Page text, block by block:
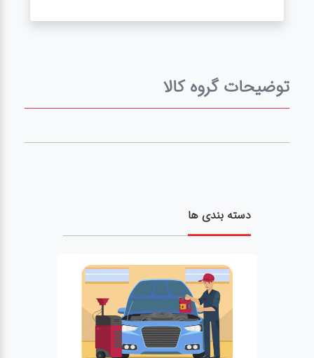
توضیحات گروه کالا
دسته بندی ها